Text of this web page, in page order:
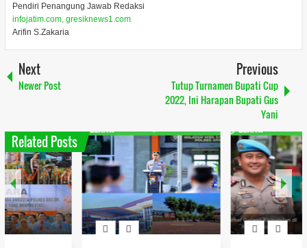
Pendiri Penangung Jawab Redaksi
infojatim.com, gresiknews1.com
Arifin S.Zakaria
Next
Newer Post
Previous
Tutup Turnamen Bupati Cup
2022, Ini Harapan Bupati Gus
Yani
Related Posts